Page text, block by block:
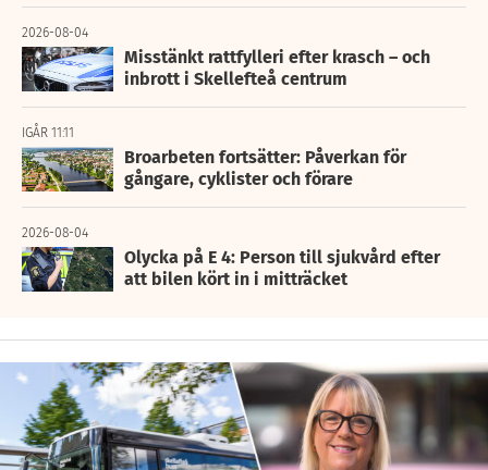
2026-08-04
Misstänkt rattfylleri efter krasch – och
inbrott i Skellefteå centrum
IGÅR 11:11
Broarbeten fortsätter: Påverkan för
gångare, cyklister och förare
2026-08-04
Olycka på E 4: Person till sjukvård efter
att bilen kört in i mitträcket